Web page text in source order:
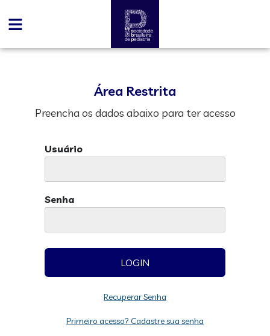
Área Restrita
Preencha os dados abaixo para ter acesso
Usuário
Senha
Recuperar Senha
Primeiro acesso? Cadastre sua senha